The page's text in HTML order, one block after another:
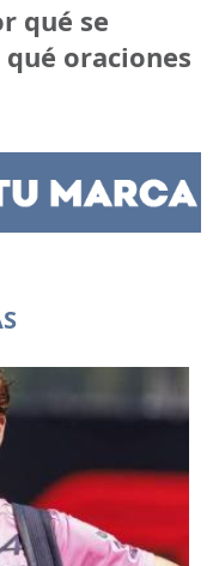
qué se
oraciones